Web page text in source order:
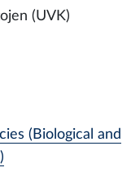
(UVK)
(Biological and